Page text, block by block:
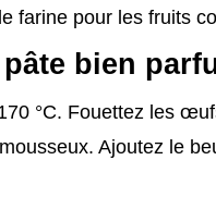
farine pour les fruits
bien
°C. Fouettez les
Ajoutez le